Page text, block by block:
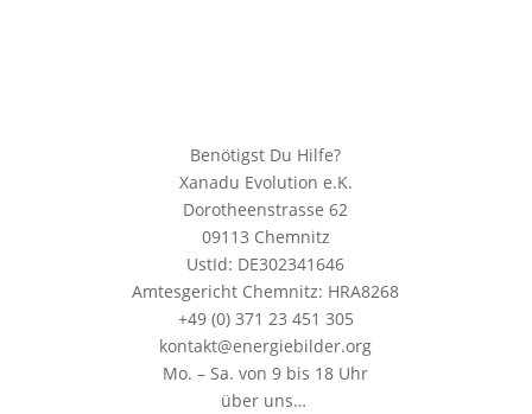
Benötigst Du Hilfe?
Xanadu Evolution e.K.
Dorotheenstrasse 62
09113 Chemnitz
UstId: DE302341646
Amtesgericht Chemnitz: HRA8268
+49 (0) 371 23 451 305
kontakt@energiebilder.org
Mo. – Sa. von 9 bis 18 Uhr
über uns…